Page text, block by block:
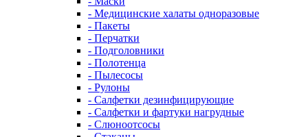
- Медицинские халаты одноразовые
- Пакеты
- Перчатки
- Подголовники
- Полотенца
- Пылесосы
- Рулоны
- Салфетки дезинфицирующие
- Салфетки и фартуки нагрудные
- Слюноотсосы